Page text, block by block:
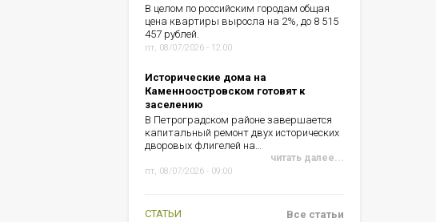
В целом по российским городам общая
цена квартиры выросла на 2%, до 8 515
457 рублей.
пт, 08/07/2026 - 12:00
Исторические дома на
Каменноостровском готовят к
заселению
В Петроградском районе завершается
капитальный ремонт двух исторических
дворовых флигелей на…
читать далее...
пт, 08/07/2026 - 09:00
СТАТЬИ Все статьи